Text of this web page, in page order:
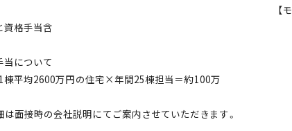
モデル年収】中途入社2年目/約
資格手当含
業績手
1棟平均2600万円の住宅×年間25棟担当＝約100万
ご自身の実力で給与
は面接時の会社説明にてご案内させていただきます。